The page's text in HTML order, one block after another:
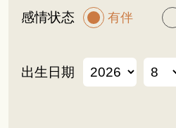
感情状态 有伴
出生日期